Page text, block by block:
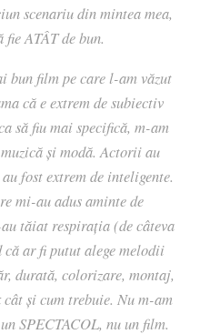
scenariu din mintea mea,
ATÂT de bun.
bun film pe care l-am văzut
că e extrem de subiectiv
să fiu mai specifică, m-am
și modă. Actorii au
fost extrem de inteligente.
mi-au adus aminte de
tăiat respirația (de câteva
ar fi putut alege melodii
durată, colorizare, montaj,
și cum trebuie. Nu m-am
SPECTACOL, nu un film.